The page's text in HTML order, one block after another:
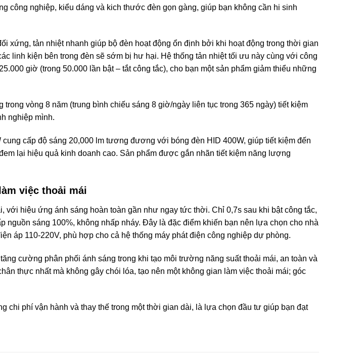
công nghiệp, kiểu dáng và kich thước đèn gọn gàng, giúp bạn không cần hi sinh
xứng, tản nhiệt nhanh giúp bộ đèn hoạt động ổn định bởi khi hoạt động trong thời gian
linh kiện bên trong đèn sẽ sớm bị hư hại. Hệ thống tản nhiệt tối ưu này cùng với công
giờ (trong 50.000 lần bật – tắt công tắc), cho bạn một sản phẩm giảm thiểu những
vòng 8 năm (trung bình chiếu sáng 8 giờ/ngày liên tục trong 365 ngày) tiết kiệm
nghiệp mình.
cấp độ sáng 20,000 lm tương đương với bóng đèn HID 400W, giúp tiết kiệm đến
lại hiệu quả kinh doanh cao. Sản phẩm được gắn nhãn tiết kiệm năng lượng
làm việc thoải mái
hiệu ứng ánh sáng hoàn toàn gần như ngay tức thời. Chỉ 0,7s sau khi bật công tắc,
sáng 100%, không nhấp nháy. Đây là đặc điểm khiến bạn nên lựa chọn cho nhà
áp 110-220V, phù hợp cho cả hệ thống máy phát điện công nghiệp dự phòng.
cường phân phối ánh sáng trong khi tạo môi trường năng suất thoải mái, an toàn và
thực nhất mà không gây chói lóa, tạo nên một không gian làm việc thoải mái; góc
chi phí vận hành và thay thế trong một thời gian dài, là lựa chọn đầu tư giúp bạn đạt